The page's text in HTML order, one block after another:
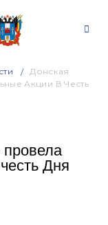
Донская
Акции В Честь
Дня